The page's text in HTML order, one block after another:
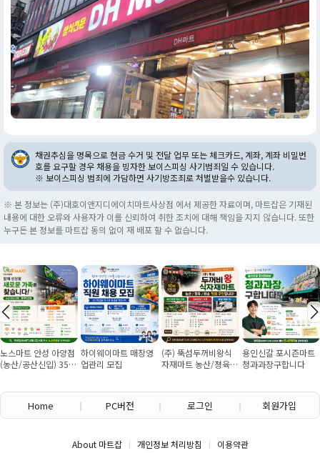
채권추심을 명목으로 현금 수거 및 전달 업무 또는 체크카드, 계좌, 계좌 비밀번
호를 요구할 경우 채용을 빙자한 보이스피싱 사기범죄일 수 있습니다.
※ 보이스피싱 범죄에 가담하면 사기방조죄로 처벌받을수 있습니다.
※ 본 정보는 (주)대호이앤지디에이치마트사상점 에서 제공한 자료이며, 마트잡은 기재된
내용에 대한 오류와 사용자가 이를 신뢰하여 취한 조치에 대해 책임을 지지 않습니다. 또한
누구든 본 정보를 마트잡 동의 없이 재 배포 할 수 없습니다.
마트 안성 아양점
산/공산신입) 355
하이웨이마트 매장영
업관리 모집
(주) 뚝섬두꺼비왕식
자재마트 농산/졍육/
용인신갈 포시즌마트
청과과장구합니다
Home PC버전 로그인 회원가입
About 마트잡 개인정보 처리방침
이용약관